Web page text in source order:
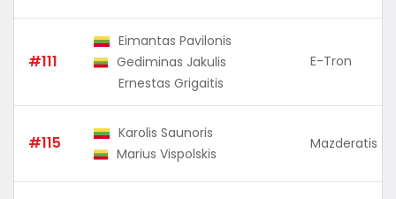
#111
Eimantas Pavilonis
Gediminas Jakulis
Ernestas Grigaitis
E-Tron
#115
Karolis Saunoris
Marius Vispolskis
Mazderatis